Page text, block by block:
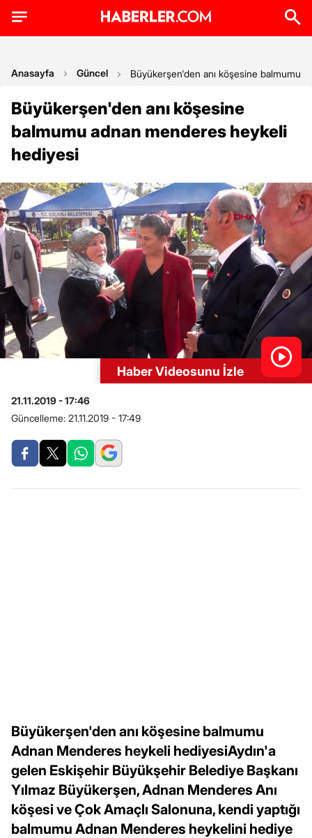
Anasayfa Güncel Büyükerşen'den anı köşesine balmumu
Büyükerşen'den anı köşesine
balmumu adnan menderes heykeli
hediyesi
Haber Videosunu İzle
21.11.2019 - 17:46
Güncelleme: 21.11.2019 - 17:49
Büyükerşen'den anı köşesine balmumu
Adnan Menderes heykeli hediyesiAydın'a
gelen Eskişehir Büyükşehir Belediye Başkanı
Yılmaz Büyükerşen, Adnan Menderes Anı
köşesi ve Çok Amaçlı Salonuna, kendi yaptığı
balmumu Adnan Menderes heykelini hediye